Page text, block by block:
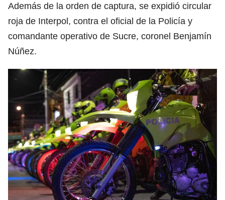
Además de la orden de captura, se expidió circular
roja de Interpol, contra el oficial de la Policía y
comandante operativo de Sucre, coronel Benjamín
Núñez.